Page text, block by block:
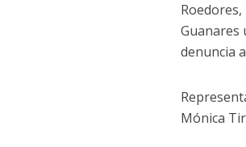
Guanares
denuncia
Mónica